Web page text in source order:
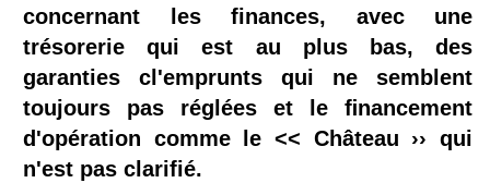
concernant les finances, avec une
trésorerie qui est au plus bas, des
garanties cl'emprunts qui ne semblent
toujours pas réglées et le ﬁnancement
d'opération comme le << Château ›› qui
n'est pas clarifié.